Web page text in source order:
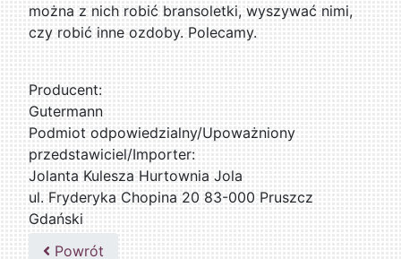
można z nich robić bransoletki, wyszywać nimi,
czy robić inne ozdoby. Polecamy.
Producent:
Gutermann
Podmiot odpowiedzialny/Upoważniony
przedstawiciel/Importer:
Jolanta Kulesza Hurtownia Jola
ul. Fryderyka Chopina 20 83-000 Pruszcz
Gdański
Powrót